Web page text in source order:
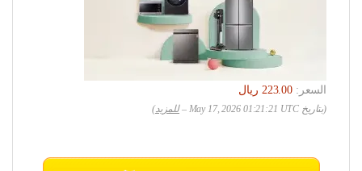
السعر:
‏223.00 ريال
(بتاريخ May 17, 2026 01:21:21 UTC – للمزيد)